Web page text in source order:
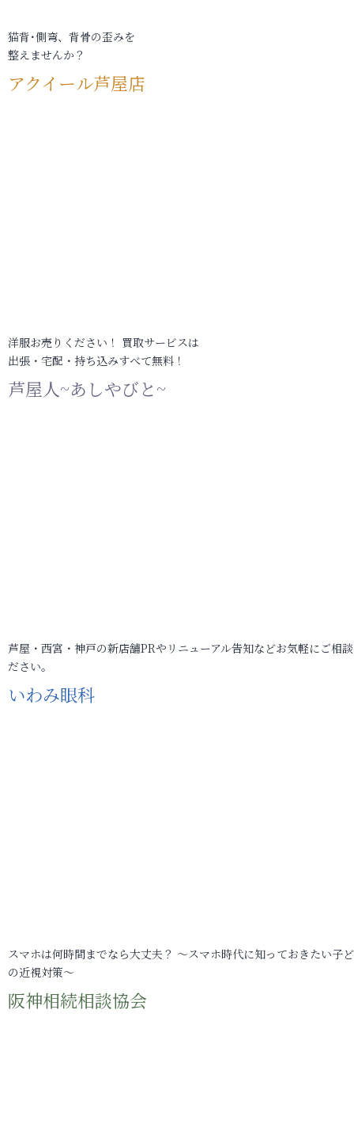
猫背･側弯、背骨の歪みを
整えませんか？
アクイール芦屋店
洋服お売りください！ 買取サービスは
出張・宅配・持ち込みすべて無料！
芦屋人~あしやびと~
芦屋・西宮・神戸の新店舗PRやリニューアル告知などお気軽にご相
ださい。
いわみ眼科
スマホは何時間までなら大丈夫？ ～スマホ時代に知っておきたい子
の近視対策～
阪神相続相談協会